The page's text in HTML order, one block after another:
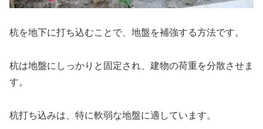
杭を地下に打ち込むことで、地盤を補強する方法です。
杭は地盤にしっかりと固定され、建物の荷重を分散させま
す。
杭打ち込みは、特に軟弱な地盤に適しています。